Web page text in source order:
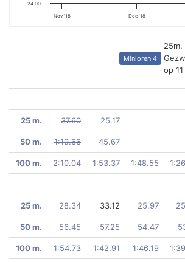
Nov '18 Dec '18
24.00
Minioren 4
25m.
op
25 m. 37.60 25.17
50 m. 1:19.66 45.67
100 m. 2:10.04 1:53.37 1:48.55
25 m. 28.34 33.12 25.97
50 m. 56.45 57.25 54.47
100 m. 1:54.73 1:42.91 1:46.19